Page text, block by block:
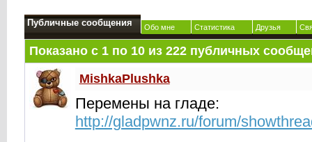
Публичные сообщения Обо мне Статистика Друзья
Показано с 1 по 10из 222публичных
MishkaPlushka
Перемены на гладе:
http://gladpwnz.ru/forum/